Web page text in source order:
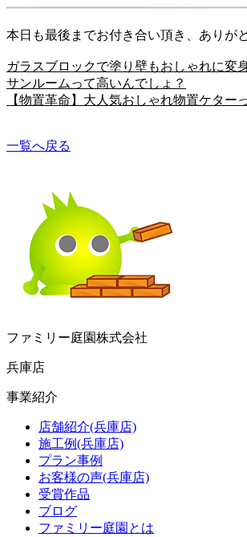
本日も最後までお付き合い頂き、ありが
ガラスブロックで塗り壁もおしゃれに変
サンルームって高いんでしょ？
【物置革命】大人気おしゃれ物置ケター
一覧へ戻る
ファミリー庭園株式会社
兵庫店
事業紹介
店舗紹介(兵庫店)
施工例(兵庫店)
プラン事例
お客様の声(兵庫店)
受賞作品
ブログ
ファミリー庭園とは